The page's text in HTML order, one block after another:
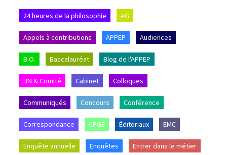
24 heures de la philosophie AG
Appels à contributions APPEP Audiences
B.O. Baccalauréat Blog de l'APPEP
BN & Comité Cabinet Colloques
Communiqués Concours Conférence
Correspondance CPGE Éditoriaux EMC
Enquête annuelle Enquêtes Entrer dans le métier